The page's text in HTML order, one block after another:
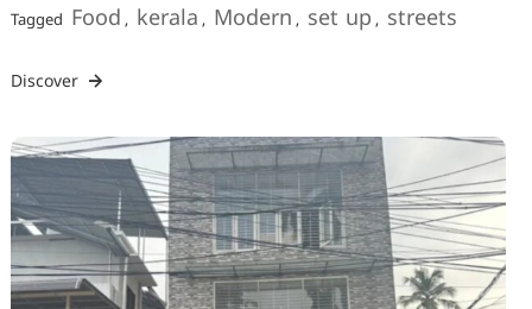
Tagged Food , kerala , Modern , set up , streets
Discover